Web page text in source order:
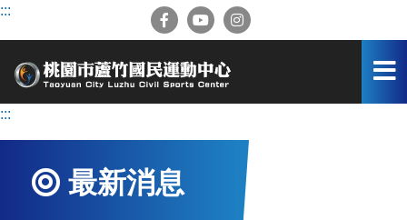
跳
容
:::
:::
最新消息